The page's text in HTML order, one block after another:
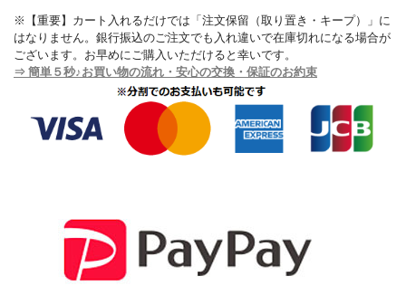
※【重要】カート入れるだけでは「注文保留（取り置き・キープ）」に
はなりません。銀行振込のご注文でも入れ違いで在庫切れになる場合が
ございます。お早めにご購入いただけると幸いです。
⇒ 簡単５秒♪お買い物の流れ・安心の交換・保証のお約束